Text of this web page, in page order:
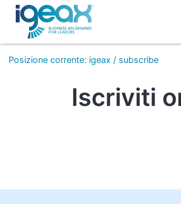
IT
EN
Posizione corrente: igeax / subscribe
Iscriviti